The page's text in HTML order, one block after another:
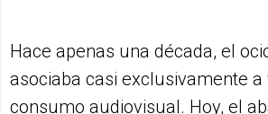
Hace apenas una década, el
asociaba casi exclusivamente
consumo audiovisual. Hoy, el